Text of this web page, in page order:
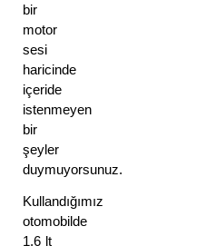
bir
motor
sesi
haricinde
içeride
istenmeyen
bir
şeyler
Kullandığımız
otomobilde
1.6 lt